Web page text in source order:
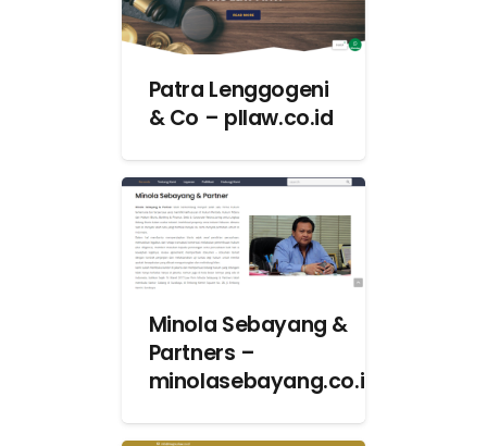
Patra Lenggogeni
& Co – pllaw.co.id
Minola Sebayang &
Partners –
minolasebayang.co.id